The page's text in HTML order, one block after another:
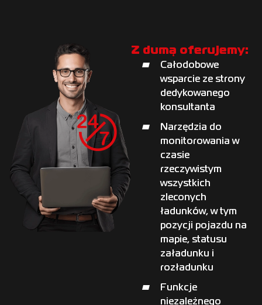
Z dumą oferujemy:
Całodobowe
wsparcie ze strony
dedykowanego
konsultanta
Narzędzia do
monitorowania w
czasie
rzeczywistym
wszystkich
zleconych
ładunków, w tym
pozycji pojazdu na
mapie, statusu
załadunku i
rozładunku
Funkcje
niezależnego